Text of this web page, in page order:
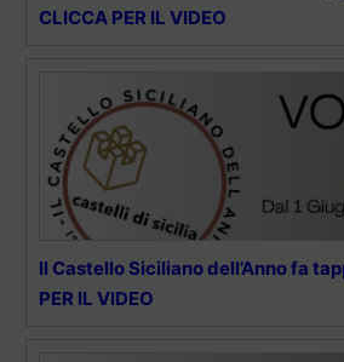
CLICCA PER IL VIDEO
Il Castello Siciliano dell’Anno fa
PER IL VIDEO